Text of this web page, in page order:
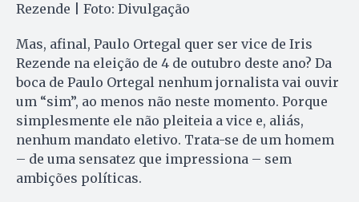
Rezende | Foto: Divulgação
Mas, afinal, Paulo Ortegal quer ser vice de Iris
Rezende na eleição de 4 de outubro deste ano? Da
boca de Paulo Ortegal nenhum jornalista vai ouvir
um “sim”, ao menos não neste momento. Porque
simplesmente ele não pleiteia a vice e, aliás,
nenhum mandato eletivo. Trata-se de um homem
– de uma sensatez que impressiona – sem
ambições políticas.